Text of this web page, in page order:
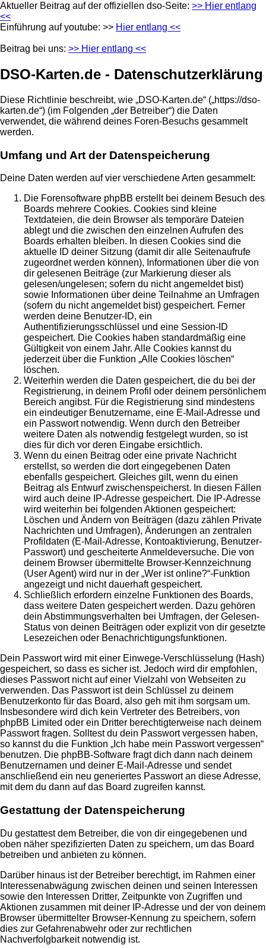
Aktueller Beitrag auf der offiziellen dso-Seite: >> Hier entlang
<<
Einführung auf youtube: >> Hier entlang <<
Beitrag bei uns: >> Hier entlang <<
DSO-Karten.de - Datenschutzerklärung
Diese Richtlinie beschreibt, wie „DSO-Karten.de“ („https://dso-
karten.de“) (im Folgenden „der Betreiber“) die Daten
verwendet, die während deines Foren-Besuchs gesammelt
werden.
Umfang und Art der Datenspeicherung
Deine Daten werden auf vier verschiedene Arten gesammelt:
Die Forensoftware phpBB erstellt bei deinem Besuch des
Boards mehrere Cookies. Cookies sind kleine
Textdateien, die dein Browser als temporäre Dateien
ablegt und die zwischen den einzelnen Aufrufen des
Boards erhalten bleiben. In diesen Cookies sind die
aktuelle ID deiner Sitzung (damit dir alle Seitenaufrufe
zugeordnet werden können), Informationen über die von
dir gelesenen Beiträge (zur Markierung dieser als
gelesen/ungelesen; sofern du nicht angemeldet bist)
sowie Informationen über deine Teilnahme an Umfragen
(sofern du nicht angemeldet bist) gespeichert. Ferner
werden deine Benutzer-ID, ein
Authentifizierungsschlüssel und eine Session-ID
gespeichert. Die Cookies haben standardmäßig eine
Gültigkeit von einem Jahr. Alle Cookies kannst du
jederzeit über die Funktion „Alle Cookies löschen“
löschen.
Weiterhin werden die Daten gespeichert, die du bei der
Registrierung, in deinem Profil oder deinem persönlichem
Bereich angibst. Für die Registrierung sind mindestens
ein eindeutiger Benutzername, eine E-Mail-Adresse und
ein Passwort notwendig. Wenn durch den Betreiber
weitere Daten als notwendig festgelegt wurden, so ist
dies für dich vor deren Eingabe ersichtlich.
Wenn du einen Beitrag oder eine private Nachricht
erstellst, so werden die dort eingegebenen Daten
ebenfalls gespeichert. Gleiches gilt, wenn du einen
Beitrag als Entwurf zwischenspeicherst. In diesen Fällen
wird auch deine IP-Adresse gespeichert. Die IP-Adresse
wird weiterhin bei folgenden Aktionen gespeichert:
Löschen und Ändern von Beiträgen (dazu zählen Private
Nachrichten und Umfragen), Änderungen an zentralen
Profildaten (E-Mail-Adresse, Kontoaktivierung, Benutzer-
Passwort) und gescheiterte Anmeldeversuche. Die von
deinem Browser übermittelte Browser-Kennzeichnung
(User Agent) wird nur in der „Wer ist online?“-Funktion
angezeigt und nicht dauerhaft gespeichert.
Schließlich erfordern einzelne Funktionen des Boards,
dass weitere Daten gespeichert werden. Dazu gehören
dein Abstimmungsverhalten bei Umfragen, der Gelesen-
Status von deinen Beiträgen oder explizit von dir gesetzte
Lesezeichen oder Benachrichtigungsfunktionen.
Dein Passwort wird mit einer Einwege-Verschlüsselung (Hash)
gespeichert, so dass es sicher ist. Jedoch wird dir empfohlen,
dieses Passwort nicht auf einer Vielzahl von Webseiten zu
verwenden. Das Passwort ist dein Schlüssel zu deinem
Benutzerkonto für das Board, also geh mit ihm sorgsam um.
Insbesondere wird dich kein Vertreter des Betreibers, von
phpBB Limited oder ein Dritter berechtigterweise nach deinem
Passwort fragen. Solltest du dein Passwort vergessen haben,
so kannst du die Funktion „Ich habe mein Passwort vergessen“
benutzen. Die phpBB-Software fragt dich dann nach deinem
Benutzernamen und deiner E-Mail-Adresse und sendet
anschließend ein neu generiertes Passwort an diese Adresse,
mit dem du dann auf das Board zugreifen kannst.
Gestattung der Datenspeicherung
Du gestattest dem Betreiber, die von dir eingegebenen und
oben näher spezifizierten Daten zu speichern, um das Board
betreiben und anbieten zu können.
Darüber hinaus ist der Betreiber berechtigt, im Rahmen einer
Interessenabwägung zwischen deinen und seinen Interessen
sowie den Interessen Dritter, Zeitpunkte von Zugriffen und
Aktionen zusammen mit deiner IP-Adresse und der von deinem
Browser übermittelter Browser-Kennung zu speichern, sofern
dies zur Gefahrenabwehr oder zur rechtlichen
Nachverfolgbarkeit notwendig ist.